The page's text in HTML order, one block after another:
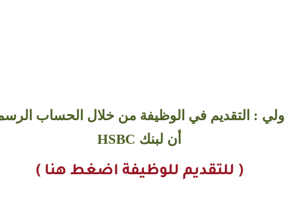
: التقديم في الوظيفة من خلال الحساب
أن لبنك HSBC
( للتقديم للوظيفة اضغط هنا )